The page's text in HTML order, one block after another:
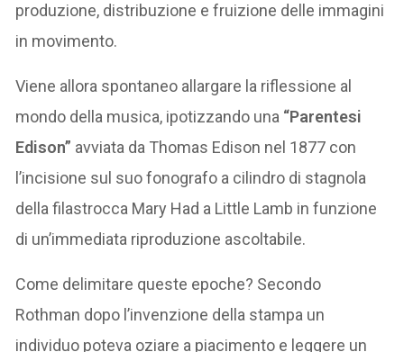
produzione, distribuzione e fruizione delle immagini
in movimento.
Viene allora spontaneo allargare la riflessione al
mondo della musica, ipotizzando una “Parentesi
Edison” avviata da Thomas Edison nel 1877 con
l’incisione sul suo fonografo a cilindro di stagnola
della filastrocca Mary Had a Little Lamb in funzione
di un’immediata riproduzione ascoltabile.
Come delimitare queste epoche? Secondo
Rothman dopo l’invenzione della stampa un
individuo poteva oziare a piacimento e leggere un